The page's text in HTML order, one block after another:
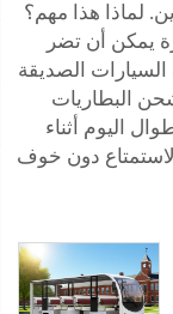
لماذا هذا مهم؟
يمكن أن تضر
السيارات الصديقة
البطاريات
اليوم أثناء
دون خوف